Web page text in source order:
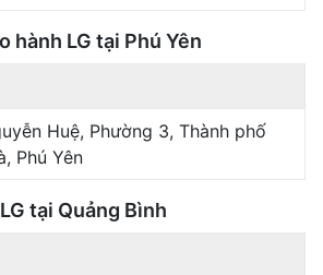
hành LG tại Phú Yên
Huệ, Phường 3, Thành phố
Phú Yên
tại Quảng Bình